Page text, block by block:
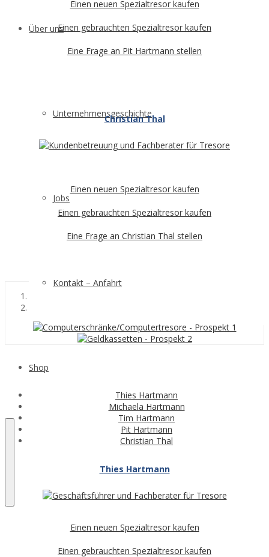
Über uns
Unternehmensgeschichte
Jobs
Kontakt – Anfahrt
Shop
Einen neuen Spezialtresor kaufen
Einen gebrauchten Spezialtresor kaufen
Eine Frage an Pit Hartmann stellen
Christian Thal
Einen neuen Spezialtresor kaufen
Einen gebrauchten Spezialtresor kaufen
Eine Frage an Christian Thal stellen
Thies Hartmann
Michaela Hartmann
Tim Hartmann
Pit Hartmann
Christian Thal
Thies Hartmann
Einen neuen Spezialtresor kaufen
Einen gebrauchten Spezialtresor kaufen